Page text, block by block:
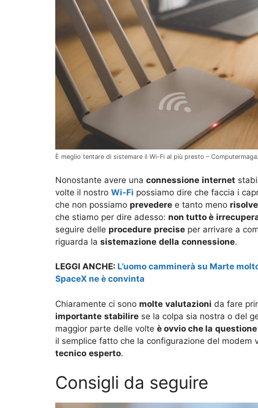
È meglio tentare di sistemare il Wi-Fi al più presto –
Nonostante avere una connessione internet
volte il nostro Wi-Fi possiamo dire che faccia i
che non possiamo prevedere e tanto meno
che stiamo per dire adesso: non tutto è
seguire delle procedure precise per arrivare a
riguarda la sistemazione della connessione.
LEGGI ANCHE: L’uomo camminerà su Marte
SpaceX ne è convinta
Chiaramente ci sono molte valutazioni da fare
importante stabilire se la colpa sia nostra o del
maggior parte delle volte è ovvio che la questione
il semplice fatto che la configurazione del modem
tecnico esperto.
Consigli da seguire